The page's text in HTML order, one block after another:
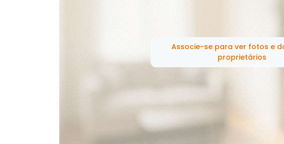
Associe-se para ver fotos e
proprietários